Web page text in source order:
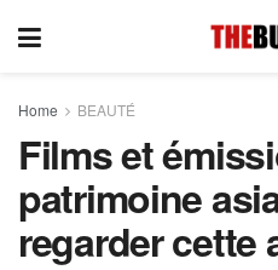
Home BEAUTÉ
Films et
patrimoine
regarder cette